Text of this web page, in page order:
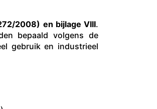
2008) en bijlage VIII.
bepaald volgens de
gebruik en industrieel